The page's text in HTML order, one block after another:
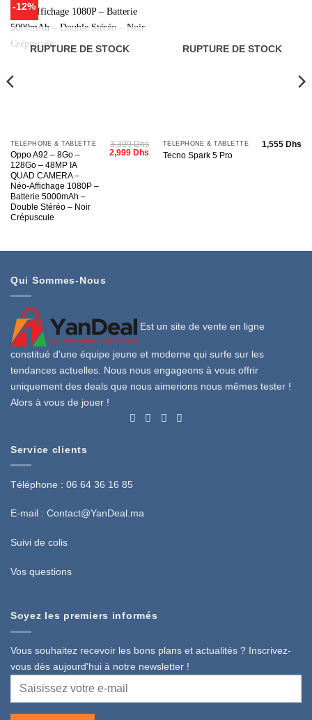
-12%
wishlist
RUPTURE DE STOCK
TÉLÉPHONE & TABLETTE
Oppo A92 – 8Go –
128Go – 48MP IA
QUAD CAMERA –
Néo-Affichage 1080P –
Batterie 5000mAh –
Double Stéréo – Noir
Crépuscule
3,399Dhs
Le
prix
2,999Dhs
RUPTURE DE STOCK
TÉLÉPHONE & TABLETTE
Tecno Spark 5 Pro
1,555Dhs
Qui Sommes-Nous
Est un site de vente en ligne
constitué d'une équipe jeune et moderne qui surfe sur les
tendances actuelles. Nous nous engageons à vous offrir
uniquement des deals que nous aimerions nous mêmes tester !
Alors à vous de jouer !
Service clients
Téléphone : 06 64 36 16 85
E-mail : Contact@YanDeal.ma
Suivi de colis
Vos questions
Soyez les premiers informés
Vous souhaitez recevoir les bons plans et actualités ? Inscrivez-
vous dès aujourd'hui à notre newsletter !